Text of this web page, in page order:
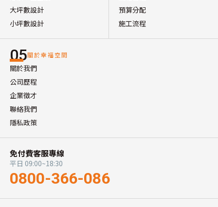
大坪數設計
小坪數設計
預算分配
施工流程
05關於幸福空間
關於我們
公司歷程
企業徵才
聯絡我們
隱私政策
免付費客服專線
平日 09:00~18:30
0800-366-086